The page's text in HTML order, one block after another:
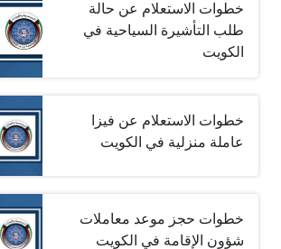
خطوات الاستعلام عن حالة
طلب التأشيرة السياحية في
الكويت
خطوات الاستعلام عن فيزا
عاملة منزلية في الكويت
خطوات حجز موعد معاملات
شؤون الإقامة في الكويت